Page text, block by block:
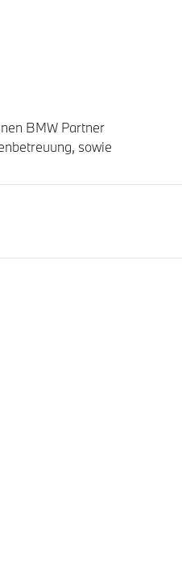
BMW Partner
sowie